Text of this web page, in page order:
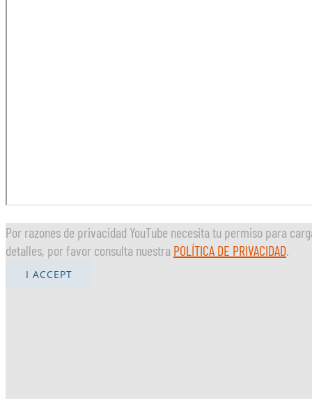
Por razones de privacidad YouTube necesita tu permiso para
detalles, por favor consulta nuestra POLÍTICA DE PRIVACIDAD.
I ACCEPT